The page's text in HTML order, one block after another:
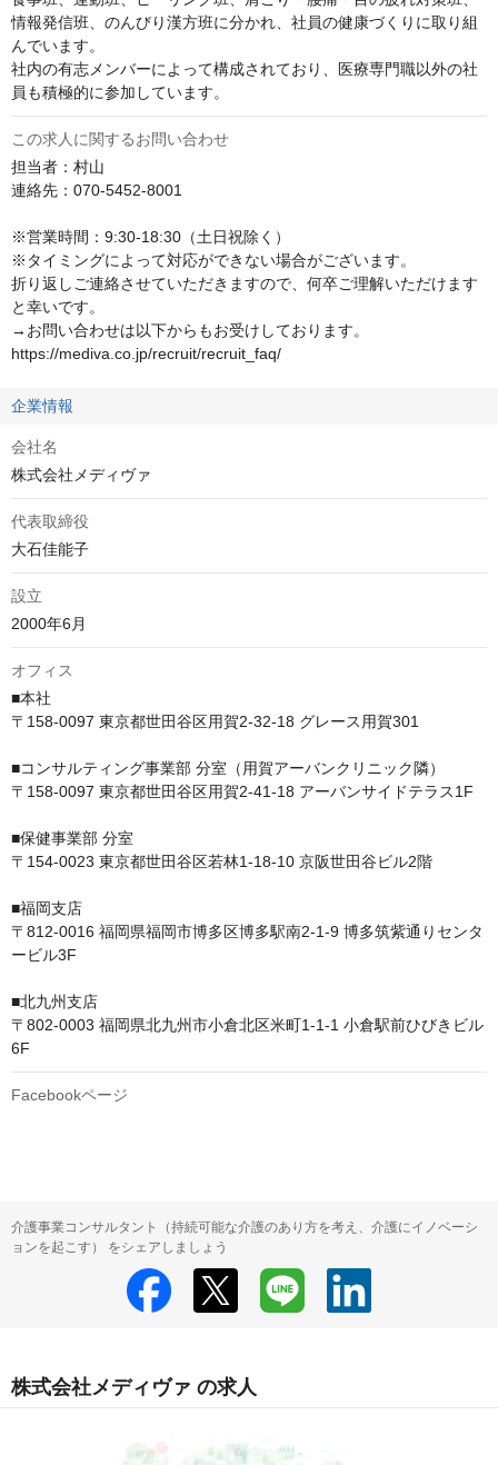
情報発信班、のんびり漢方班に分かれ、社員の健康づくりに取り組
んでいます。
社内の有志メンバーによって構成されており、医療専門職以外の社
員も積極的に参加しています。
この求人に関するお問い合わせ
担当者：村山
連絡先：070-5452-8001
※営業時間：9:30-18:30（土日祝除く）
※タイミングによって対応ができない場合がございます。
折り返しご連絡させていただきますので、何卒ご理解いただけます
と幸いです。
→お問い合わせは以下からもお受けしております。
https://mediva.co.jp/recruit/recruit_faq/
企業情報
会社名
株式会社メディヴァ
代表取締役
大石佳能子
設立
2000年6月
オフィス
■本社
〒158-0097 東京都世田谷区用賀2-32-18 グレース用賀301
■コンサルティング事業部 分室（用賀アーバンクリニック隣）
〒158-0097 東京都世田谷区用賀2-41-18 アーバンサイドテラス1F
■保健事業部 分室
〒154-0023 東京都世田谷区若林1-18-10 京阪世田谷ビル2階
■福岡支店
〒812-0016 福岡県福岡市博多区博多駅南2-1-9 博多筑紫通りセンタ
ービル3F
■北九州支店
〒802-0003 福岡県北九州市小倉北区米町1-1-1 小倉駅前ひびきビル
6F
Facebookページ
介護事業コンサルタント（持続可能な介護のあり方を考え、介護にイノベーシ
ョンを起こす） をシェアしましょう
株式会社メディヴァ の求人